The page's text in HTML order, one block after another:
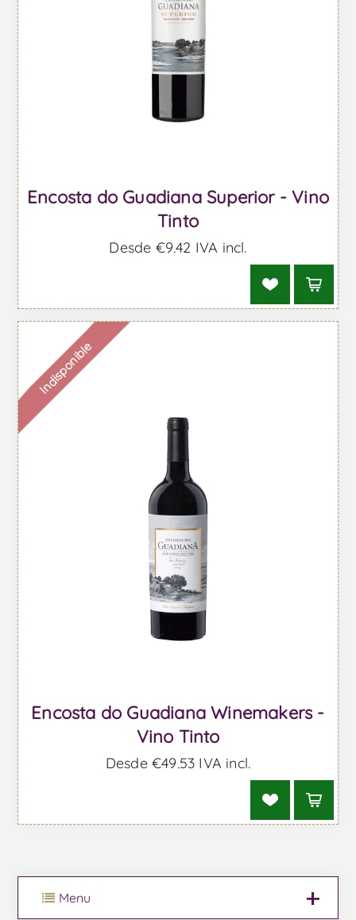
Encosta do Guadiana Superior - Vino
Tinto
Desde €9,42 IVA incl.
Indisponible
Encosta do Guadiana Winemakers -
Vino Tinto
Desde €49,53 IVA incl.
Menu